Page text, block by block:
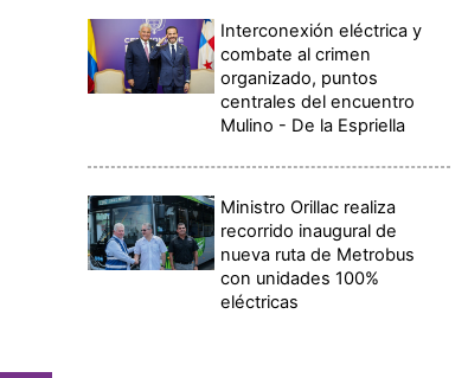
Interconexión eléctrica y
combate al crimen
organizado, puntos
centrales del encuentro
Mulino - De la Espriella
Ministro Orillac realiza
recorrido inaugural de
nueva ruta de Metrobus
con unidades 100%
eléctricas